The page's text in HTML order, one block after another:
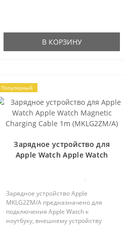
В КОРЗИНУ
Популярный
Зарядное устройство для
Apple Watch Apple Watch
Зарядное устройство Apple
MKLG2ZM/A предназначено для
подключения Apple Watch к
ноутбуку, внешнему устройству